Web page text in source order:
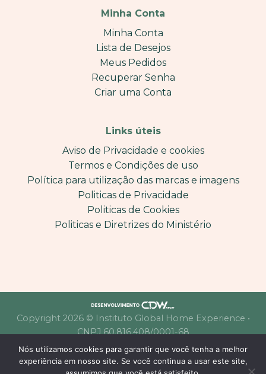
Minha Conta
Minha Conta
Lista de Desejos
Meus Pedidos
Recuperar Senha
Criar uma Conta
Links úteis
Aviso de Privacidade e cookies
Termos e Condições de uso
Política para utilização das marcas e imagens
Politicas de Privacidade
Politicas de Cookies
Politicas e Diretrizes do Ministério
Copyright 2026 © Instituto Global Home Experience •
CNPJ 60.816.408/0001-68
Nós utilizamos cookies para garantir que você tenha a melhor
experiência em nosso site. Se você continua a usar este site,